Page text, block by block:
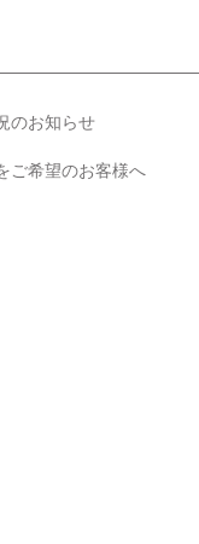
のお知らせ
ご希望のお客様へ